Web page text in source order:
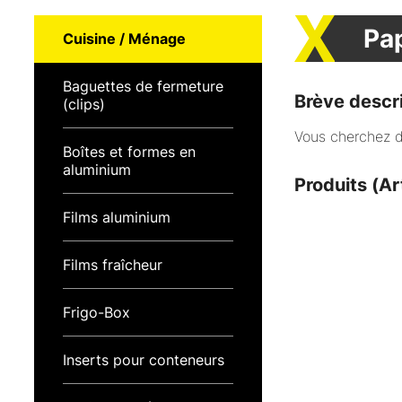
Cuisine / Ménage
Baguettes de fermeture
(clips)
Boîtes et formes en
aluminium
Films aluminium
Films fraîcheur
Frigo-Box
Inserts pour conteneurs
Brève
Vous cherchez
Produits